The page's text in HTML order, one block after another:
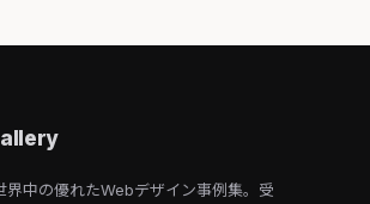
界中の優れたWebデザイン事例集。受